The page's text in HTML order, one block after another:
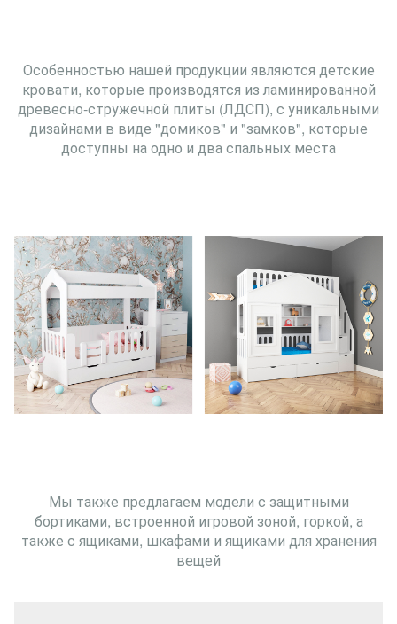
Особенностью нашей продукции являются детские
кровати, которые производятся из ламинированной
древесно-стружечной плиты (ЛДСП), с уникальными
дизайнами в виде "домиков" и "замков", которые
доступны на одно и два спальных места
Мы также предлагаем модели с защитными
бортиками, встроенной игровой зоной, горкой, а
также с ящиками, шкафами и ящиками для хранения
вещей